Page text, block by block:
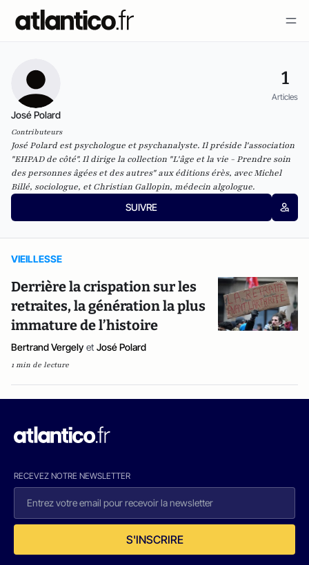
1
Articles
José Polard
Contributeurs
José Polard est psychologue et psychanalyste. Il préside l'association
"EHPAD de côté". Il dirige la collection "L'âge et la vie - Prendre soin
des personnes âgées et des autres" aux éditions érès, avec Michel
Billé, sociologue, et Christian Gallopin, médecin algologue.
SUIVRE
VIEILLESSE
Derrière la crispation sur les
retraites, la génération la plus
immature de l’histoire
Bertrand Vergely et José Polard
1 min de lecture
RECEVEZ NOTRE NEWSLETTER
S'INSCRIRE